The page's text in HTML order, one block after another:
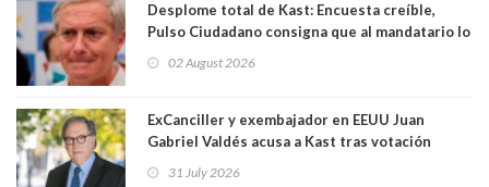
Desplome total de Kast: Encuesta creíble,
Pulso Ciudadano consigna que al mandatario lo
sacó en primera vuelta. Rechazo es de 58.9% y
64.8%
02 August 2026
ExCanciller y exembajador en EEUU Juan
Gabriel Valdés acusa a Kast tras votación
31 July 2026